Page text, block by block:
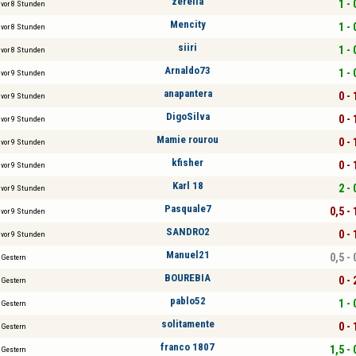
vor 8 Stunden 1 -
vor 8 Stunden Mencity 1 -
vor 8 Stunden siiri 1 -
vor 9 Stunden Arnaldo73 1 -
vor 9 Stunden anapantera 0 -
vor 9 Stunden DigoSilva 0 -
vor 9 Stunden Mamie rourou 0 -
vor 9 Stunden kfisher 0 -
vor 9 Stunden Karl 18 2 -
vor 9 Stunden Pasquale7 0,5 -
vor 9 Stunden SANDRO2 0 -
Gestern Manuel21 0,5 -
Gestern BOUREBIA 0 -
Gestern pablo52 1 -
Gestern solitamente 0 -
Gestern franco 1807 1,5 -